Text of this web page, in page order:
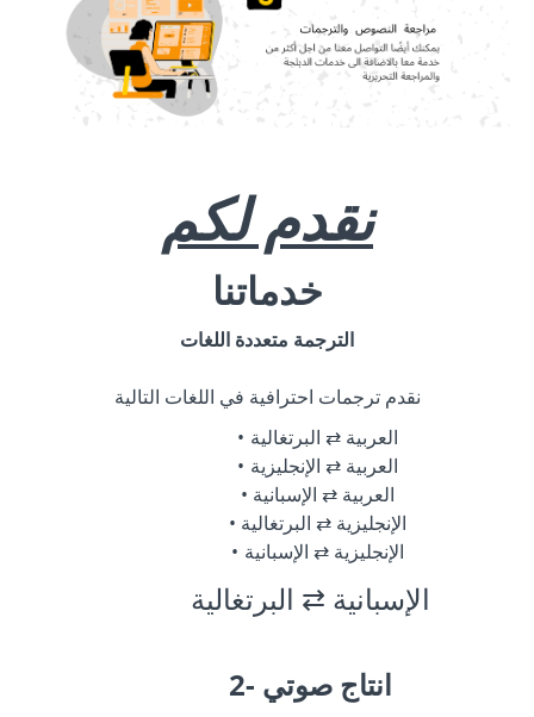
نقدم لكم
خدماتنا
الترجمة متعددة اللغات
نقدم ترجمات احترافية في اللغات التالية
العربية ⇄ البرتغالية
العربية ⇄ الإنجليزية
العربية ⇄ الإسبانية
الإنجليزية ⇄ البرتغالية
الإنجليزية ⇄ الإسبانية
الإسبانية ⇄ البرتغالية
2- انتاج صوتي